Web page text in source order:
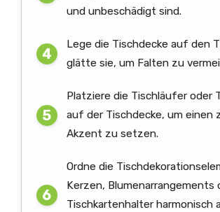
und unbeschädigt sind.
Lege die Tischdecke auf den
glätte sie, um Falten zu
Platziere die Tischläufer oder
auf der Tischdecke, um einen
Akzent zu setzen.
Ordne die
Kerzen, Blumenarrangements
Tischkartenhalter harmonisch